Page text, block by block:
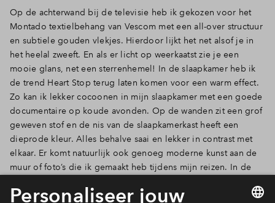
Op de achterwand bij de televisie heb ik gekozen voor het
Montado textielbehang van Vescom met een all-over structuur
en subtiele gouden vlekjes. Hierdoor lijkt het net alsof je in
het heelal zweeft. En als er licht op weerkaatst zie je een
mooie glans, net een sterrenhemel! In de slaapkamer heb ik
de trend Heart Stop terug laten komen voor een warm effect.
Zo kan ik lekker cocoonen in mijn slaapkamer met een goede
documentaire op koude avonden. Op de wanden zit een grof
geweven stof en de nis van de slaapkamerkast heeft een
dieprode kleur. Alles behalve saai en lekker in contrast met
elkaar. Er komt natuurlijk ook genoeg moderne kunst aan de
muur of foto’s die ik gemaakt heb tijdens mijn reizen. In de
meubels, tot snel!